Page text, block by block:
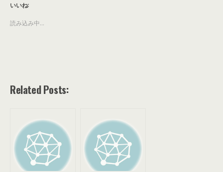
いいね:
読み込み中...
Related Posts: